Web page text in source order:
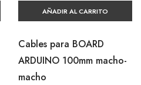
AÑADIR AL CARRITO
Cables para BOARD
ARDUINO 100mm macho-
macho